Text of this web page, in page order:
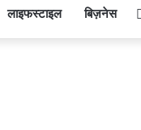
लाइफस्टाइल बिज़नेस